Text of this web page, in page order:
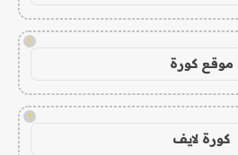
!
موقع كورة
!
كورة لايف